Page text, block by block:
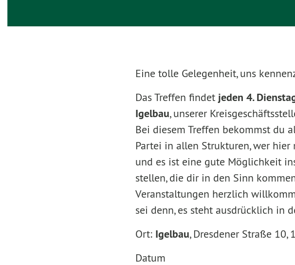
Eine tolle Gelegenheit, uns
Das Treffen findet jeden 4.
Igelbau, unserer
Bei diesem Treffen bekommst du
Partei in allen Strukturen, wer
und es ist eine gute Möglichkeit
stellen, die dir in den Sinn
Veranstaltungen herzlich
sei denn, es steht ausdrücklich in
Ort: Igelbau, Dresdener Straße 10,
Datum